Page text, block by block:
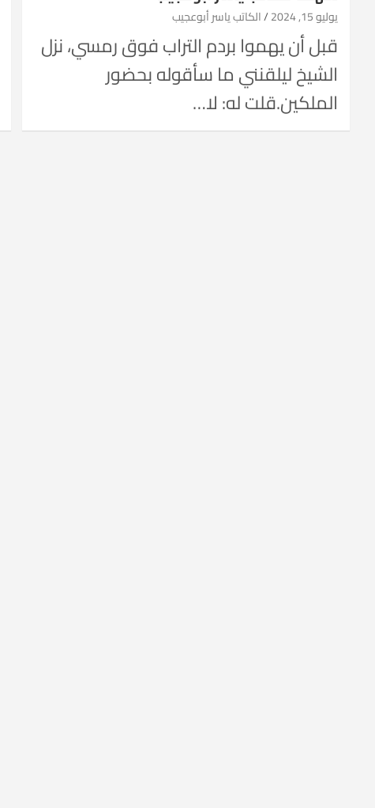
يوليو 15, 2024 الكاتب ياسر أبوعجيب
قبل أن يهموا بردم التراب فوق رمسي، نزل
الشيخ ليلقنني ما سأقوله بحضور
الملكين.قلت له: لا…